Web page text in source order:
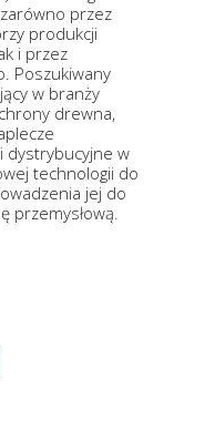
przez
produkcji
i przez
Poszukiwany
w branży
drewna,
dystrybucyjne w
technologii do
jej do
przemysłową.